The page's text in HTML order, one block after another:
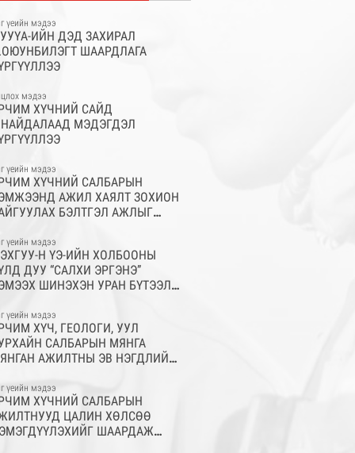
үеийн мэдээ
ИЙН ДЭД ЗАХИРАЛ
ШААРДЛАГА
мэдээ
ХҮЧНИЙ САЙД
МЭДЭГДЭЛ
үеийн мэдээ
ХҮЧНИЙ САЛБАРЫН
АЖИЛ ХАЯЛТ ЗОХИОН
БЭЛТГЭЛ АЖЛЫГ
БАЙГУУЛЛАА
үеийн мэдээ
Н ҮЭ-ИЙН ХОЛБООНЫ
ДУУ “САЛХИ ЭРГЭНЭ”
ШИНЭХЭН УРАН БҮТЭЭЛ
үеийн мэдээ
ХҮЧ, ГЕОЛОГИ, УУЛ
САЛБАРЫН МЯНГА
АЖИЛТНЫ ЭВ НЭГДЛИЙН
ИЙН ХОЛБООНЫ ТҮҮХТ 30
ОЙН БАЯРЫН ХУРАЛ
ТӨГӨЛДӨР БОЛЖ
үеийн мэдээ
ХҮЧНИЙ САЛБАРЫН
ЦАЛИН ХӨЛСӨӨ
ШААРДАЖ